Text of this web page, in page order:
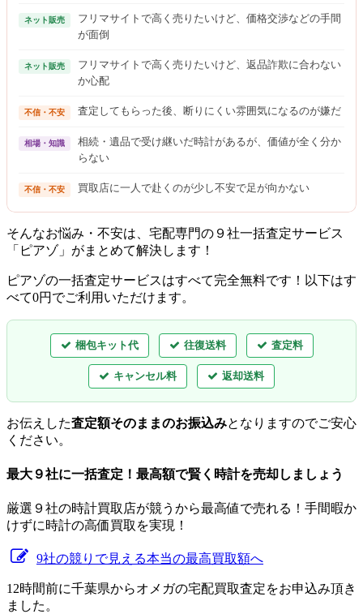
ネット販売
フリマサイトで高く売りたいけど、価格交渉などの手間
が面倒
ネット販売
フリマサイトで高く売りたいけど、返品詐欺に合わない
か心配
不信・不安 査定してもらった後、断りにくい雰囲気になるのが嫌だ
相場・知識
相続・遺品で受け継いだ時計があるが、価値が全く分か
らない
不信・不安 買取店に一人で赴くのが少し不安で足が向かない
そんなお悩み・不安は、宅配専門の９社一括査定サービス
「ピアゾ」がまとめて解決します！
ピアゾの一括査定サービスはすべて完全無料です！以下はす
べて0円でご利用いただけます。
梱包キット代 往復送料 査定料
キャンセル料 返却送料
お伝えした査定額そのままのお振込みとなりますのでご安心
ください。
最大９社に一括査定！ 最高額で賢く時計を売却しましょう
厳選９社の時計買取店が競うから最高値で売れる！手間暇か
けずに時計の高価買取を実現！
9社の競りで見える本当の最高買取額へ
12時間前に千葉県からオメガの宅配買取査定をお申込み頂き
ました。